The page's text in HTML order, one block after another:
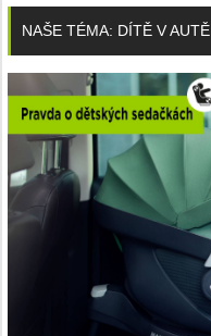
NAŠE TÉMA: DÍTĚ V AUTĚ